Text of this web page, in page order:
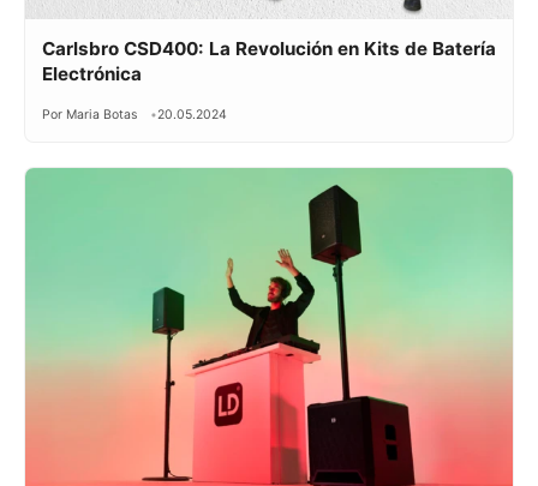
Carlsbro CSD400: La Revolución en Kits de Batería
Electrónica
Por Maria Botas 20.05.2024